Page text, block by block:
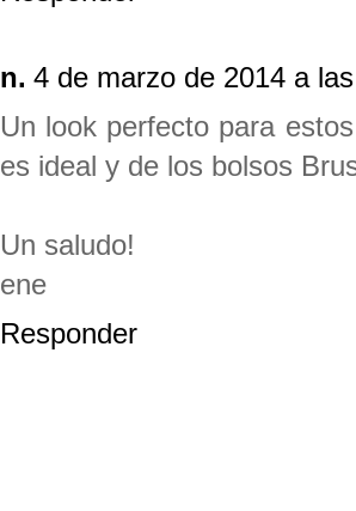
n. 4 de marzo de 2014 a
Un look perfecto para
es ideal y de los bolsos
Un saludo!
ene
Responder